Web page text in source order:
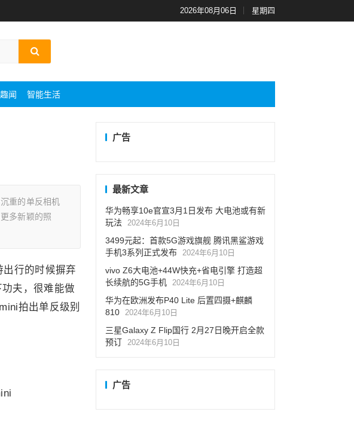
2026年08月06日 星期四
趣闻 智能生活
重的单反相机
多新颖的照
行的时候摒弃
夫，很难能做
拍出单反级别
广告
最新文章
华为畅享10e官宣3月1日发布 大电池或有新
玩法 2024年6月10日
3499元起：首款5G游戏旗舰 腾讯黑鲨游戏
手机3系列正式发布 2024年6月10日
vivo Z6大电池+44W快充+省电引擎 打造超
长续航的5G手机 2024年6月10日
华为在欧洲发布P40 Lite 后置四摄+麒麟
810 2024年6月10日
三星Galaxy Z Flip国行 2月27日晚开启全款
预订 2024年6月10日
广告